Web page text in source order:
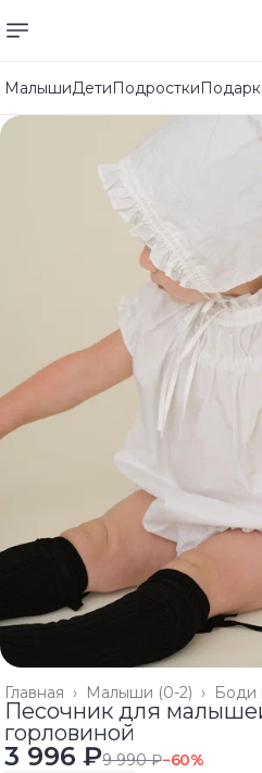
МалышиДетиПодростки
Боди
Малыши (0-2) ›
Главная ›
Песочник для
горловиной
3 996 ₽9 990 ₽−60%